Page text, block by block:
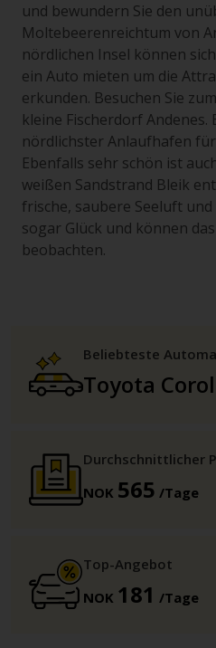
und bewundern Sie den
Moltebeerenreichtum von
nördlichen Insel können
ein Auto mieten um die
erkunden. Besuchen Sie
kleine Fischerdorf Andenes.
nördlichster Anlaufhafen
Ebenfalls sehr schön ist
weißen Sandstrand Bleik
frische, saubere Seeluft
sogar Glück und können
beobachten.
Beliebteste
Toyota
Durchschnittlicher
NOK 565 /Tage
Top-Angebot
NOK 181 /Tage